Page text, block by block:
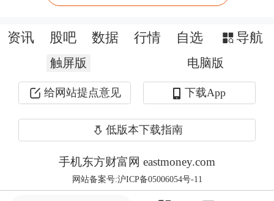
前国内设有惠州、南昌两大基地；国外
在越南和印度布局生产基地。
越南基地一开始涉及部分AIoT产品的
EMS业务，现在已经扩展到了AR眼
镜、AI眼镜、手机以及平板等项目，更
多面向欧美客户，呈现出多品类发展态
势。印度基地以手机为主，随着关税以
及客户需求等方面的变化，印度基地的
资讯 股吧 数据 行情 自选 导航
触屏版 电脑版
给网站提点意见 下载App
低版本下载指南
手机东方财富网 eastmoney.com
网站备案号:沪ICP备05006054号-11